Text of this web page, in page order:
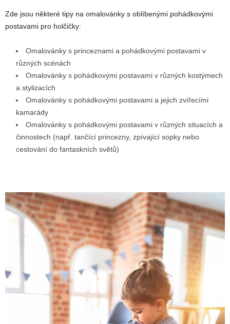
Zde jsou některé tipy na omalovánky s oblíbenými pohádkovými
postavami pro holčičky:
Omalovánky s princeznami a pohádkovými postavami v
různých scénách
Omalovánky s pohádkovými postavami v různých kostýmech
a stylizacích
Omalovánky s pohádkovými postavami a jejich zvířecími
kamarády
Omalovánky s pohádkovými postavami v různých situacích a
činnostech (např. tančící princezny, zpívající sopky nebo
cestování do fantaskních světů)